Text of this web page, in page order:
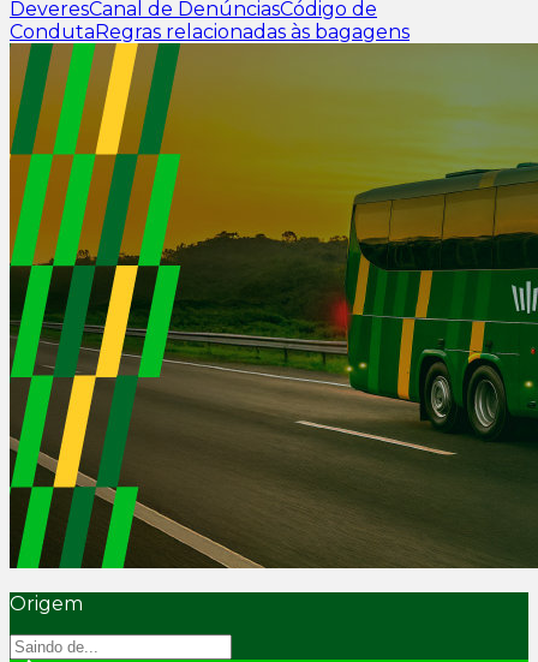
DeveresCanal de DenúnciasCódigo de
CondutaRegras relacionadas às bagagens
Origem